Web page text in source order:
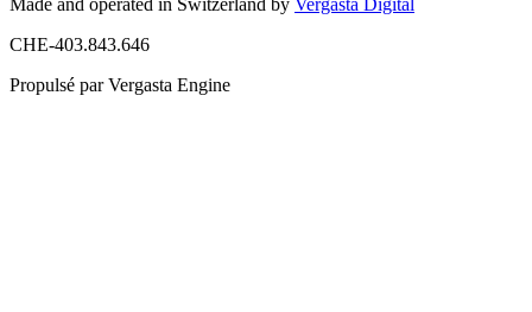
Made and operated in Switzerland by Vergasta Digital
CHE-403.843.646
Propulsé par Vergasta Engine